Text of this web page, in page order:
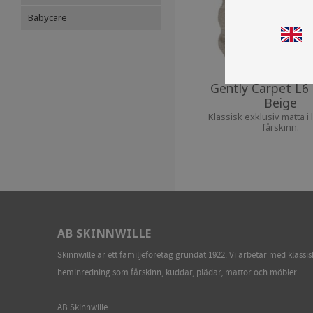
Gently Carpet L6
Beige
Klassisk exklusiv matta i
fårskinn.
Babycare
AB SKINNWILLE
Skinnwille är ett familjeföretag grundat 1922. Vi arbetar med
heminredning som fårskinn, kuddar, plädar, mattor och möbler.
AB Skinnwille